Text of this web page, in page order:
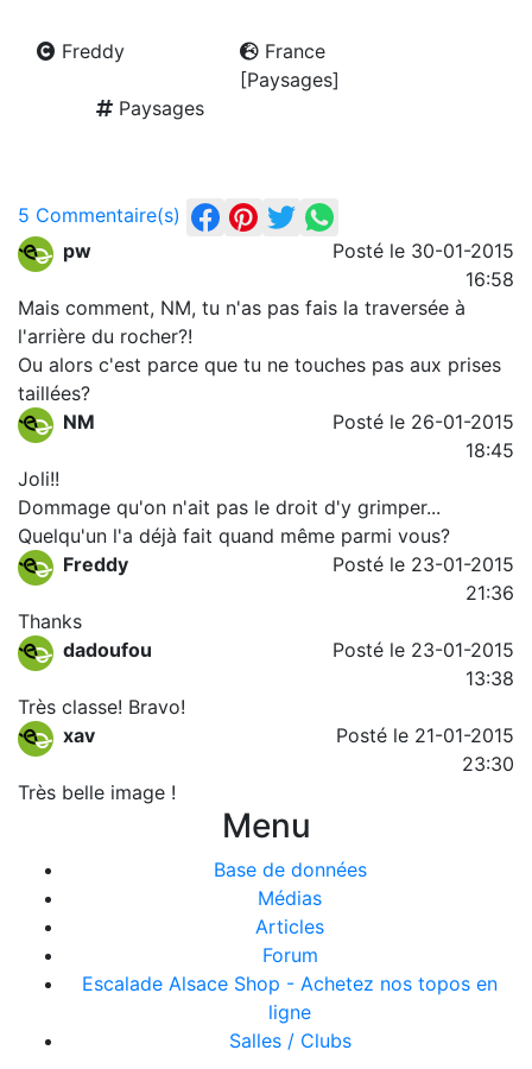
Freddy
France
[Paysages]
Paysages
5 Commentaire(s)
pw
Posté le 30-01-2015
16:58
Mais comment, NM, tu n'as pas fais la traversée à
l'arrière du rocher?!
Ou alors c'est parce que tu ne touches pas aux prises
taillées?
NM
Posté le 26-01-2015
18:45
Joli!!
Dommage qu'on n'ait pas le droit d'y grimper...
Quelqu'un l'a déjà fait quand même parmi vous?
Freddy
Posté le 23-01-2015
21:36
Thanks
dadoufou
Posté le 23-01-2015
13:38
Très classe! Bravo!
xav
Posté le 21-01-2015
23:30
Très belle image !
Menu
Base de données
Médias
Articles
Forum
Escalade Alsace Shop - Achetez nos topos en
ligne
Salles / Clubs